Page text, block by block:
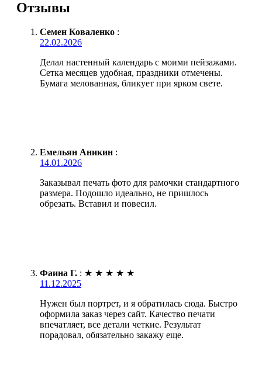
Отзывы
Семен Коваленко :
22.02.2026
Делал настенный календарь с моими пейзажами.
Сетка месяцев удобная, праздники отмечены.
Бумага мелованная, бликует при ярком свете.
Емельян Аникин :
14.01.2026
Заказывал печать фото для рамочки стандартного
размера. Подошло идеально, не пришлось
обрезать. Вставил и повесил.
Фаина Г. : ★ ★ ★ ★ ★
11.12.2025
Нужен был портрет, и я обратилась сюда. Быстро
оформила заказ через сайт. Качество печати
впечатляет, все детали четкие. Результат
порадовал, обязательно закажу еще.